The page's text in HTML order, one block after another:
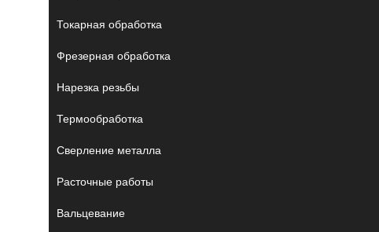
Токарная обработка
Фрезерная обработка
Нарезка резьбы
Термообработка
Сверление металла
Расточные работы
Вальцевание